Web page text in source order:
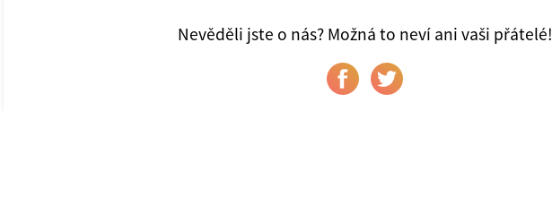
Nevěděli jste o nás? Možná to neví ani vaši přátelé!